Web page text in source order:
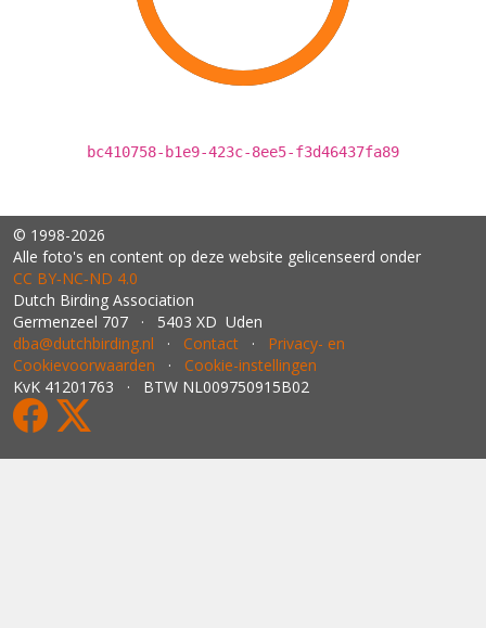
bc410758-b1e9-423c-8ee5-f3d46437fa89
© 1998-2026
Alle foto's en content op deze website gelicenseerd onder
CC BY‑NC‑ND 4.0
Dutch Birding Association
Germenzeel 707 · 5403 XD Uden
dba@dutchbirding.nl · Contact · Privacy- en
Cookievoorwaarden · Cookie-instellingen
KvK 41201763 · BTW NL009750915B02